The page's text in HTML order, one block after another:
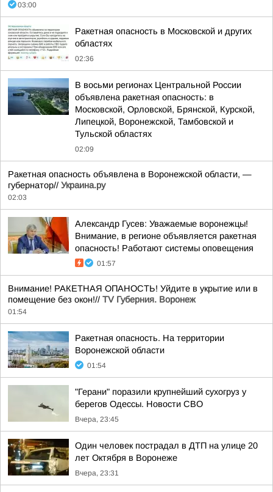
03:00
Ракетная опасность в Московской и других
областях
02:36
В восьми регионах Центральной России
объявлена ракетная опасность: в
Московской, Орловской, Брянской, Курской,
Липецкой, Воронежской, Тамбовской и
Тульской областях
02:09
Ракетная опасность объявлена в Воронежской области, —
губернатор// Украина.ру
02:03
Александр Гусев: Уважаемые воронежцы!
Внимание, в регионе объявляется ракетная
опасность! Работают системы оповещения
01:57
Внимание! РАКЕТНАЯ ОПАНОСТЬ! Уйдите в укрытие или в
помещение без окон!// TV Губерния. Воронеж
01:54
Ракетная опасность. На территории
Воронежской области
01:54
"Герани" поразили крупнейший сухогруз у
берегов Одессы. Новости СВО
Вчера, 23:45
Один человек пострадал в ДТП на улице 20
лет Октября в Воронеже
Вчера, 23:31